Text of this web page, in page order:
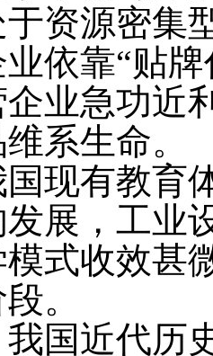
资源密集
依靠“贴
业急功近
系生命。
现有教育
展，工业
式收效甚
。
国近代历